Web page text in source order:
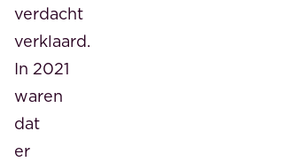
verdacht
verklaard.
In 2021
waren
dat
er